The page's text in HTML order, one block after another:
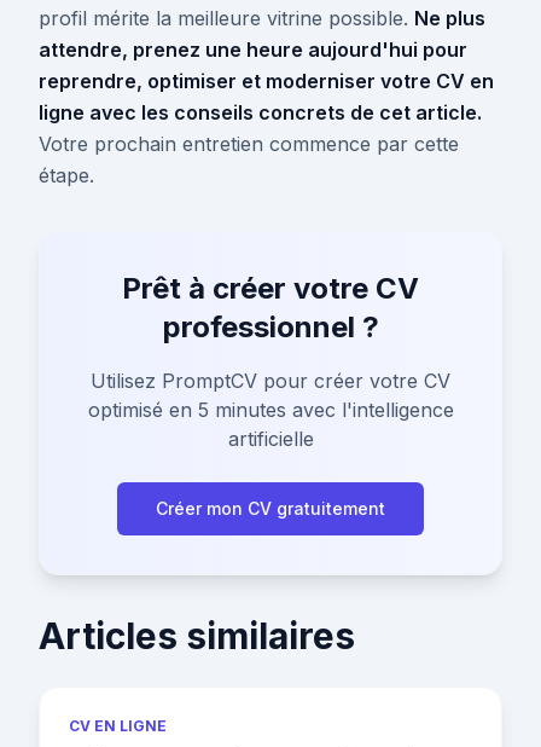
profil mérite la meilleure vitrine possible. Ne plus
attendre, prenez une heure aujourd'hui pour
reprendre, optimiser et moderniser votre CV en
ligne avec les conseils concrets de cet article.
Votre prochain entretien commence par cette
étape.
Prêt à créer votre CV
professionnel ?
Utilisez PromptCV pour créer votre CV
optimisé en 5 minutes avec l'intelligence
artificielle
Créer mon CV gratuitement
Articles similaires
CV EN LIGNE